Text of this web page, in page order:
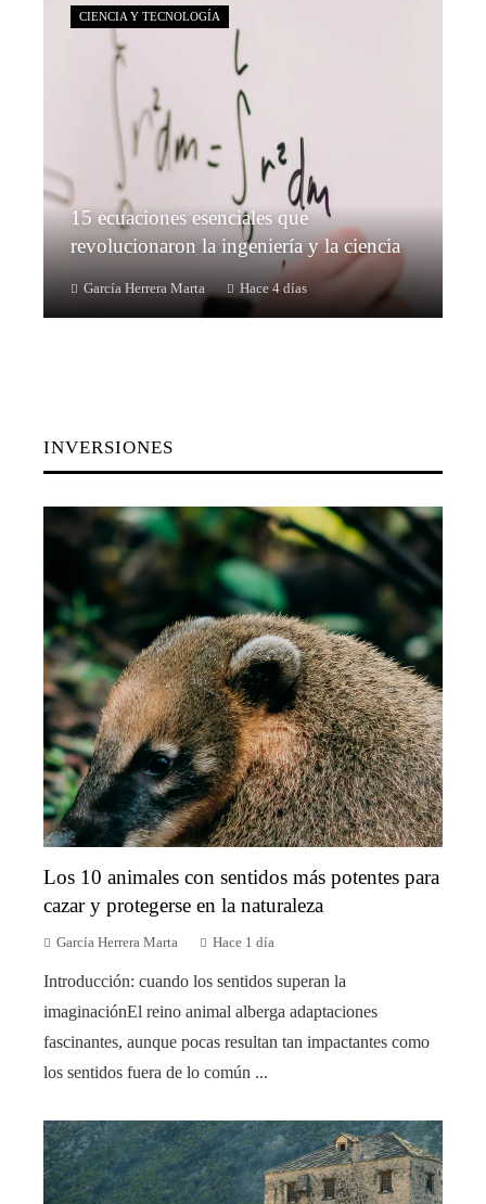
CIENCIA Y TECNOLOGÍA
15 ecuaciones esenciales que
revolucionaron la ingeniería y la ciencia
García Herrera Marta Hace 4 días
INVERSIONES
Los 10 animales con sentidos más potentes para
cazar y protegerse en la naturaleza
García Herrera Marta Hace 1 día
Introducción: cuando los sentidos superan la
imaginaciónEl reino animal alberga adaptaciones
fascinantes, aunque pocas resultan tan impactantes como
los sentidos fuera de lo común ...